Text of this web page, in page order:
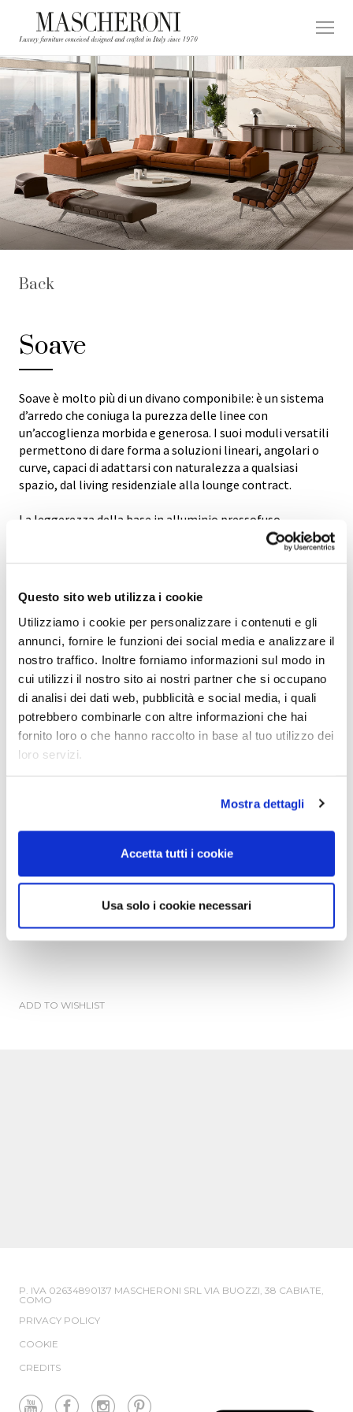
Questo sito web utilizza i cookie
Utilizziamo i cookie per personalizzare i contenuti e gli
annunci, fornire le funzioni dei social media e analizzare il
nostro traffico. Inoltre forniamo informazioni sul modo in
cui utilizzi il nostro sito ai nostri partner che si occupano
di analisi dei dati web, pubblicità e social media, i quali
potrebbero combinarle con altre informazioni che hai
fornito loro o che hanno raccolto in base al tuo utilizzo dei
loro servizi.
Mostra dettagli
Accetta tutti i cookie
Usa solo i cookie necessari
Back
Soave
Soave è molto più di un divano componibile: è un sistema
d’arredo che coniuga la purezza delle linee con
un’accoglienza morbida e generosa. I suoi moduli versatili
permettono di dare forma a soluzioni lineari, angolari o
curve, capaci di adattarsi con naturalezza a qualsiasi
spazio, dal living residenziale alla lounge contract.
La leggerezza della base in alluminio pressofuso
contrasta piacevolmente con la sostanza della struttura
in legno massiccio e la morbidezza delle imbottiture,
Soave veste con disinvoltura ogni tessuto e pelle della
collezione Mascheroni, rendendo ogni configurazione
unica, elegante e funzionale. Un divano pensato per vivere
momenti di relax senza rinunciare al valore estetico.
Rivestimento disponibile in tutte le pelli bovine naturali
della collezione “Mascheroni Leather Colour System”.
Ogni prodotto Mascheroni, completamente artigianale, è
made in Italy” che ne certifica l’autenticità.
ADD TO WISHLIST
P. IVA 02634890137 MASCHERONI SRL VIA BUOZZI, 38 CABIATE,
COMO
PRIVACY POLICY
COOKIE
CREDITS